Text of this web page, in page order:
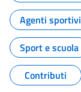
Agenti sportivi
Sport e scuola
Contributi